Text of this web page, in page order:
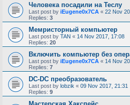
Человека посадили на Теслу
Last post by iEugene0x7CA « 22 Nov
Replies: 3
Мемристорный компьютер
Last post by TAN « 14 Nov 2017, 17:08
Replies: 20
Включить компьютер без
Last post by iEugene0x7CA « 14 Nov
Replies: 7
DC-DC преобразователь
Last post by lobzik « 09 Nov 2017, 21:31
Replies: 9